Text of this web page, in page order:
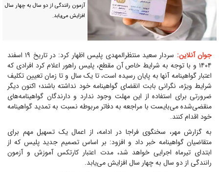
آزمون رانندگی از دو سال به چهار سال
افزایش می‌یابد.
جوان آنلاین:
سردار سعید منتظرالمهدی پلیس اظهار کرد: در تاریخ ۱۹ اسفند
۱۴۰۴ و با توجه به شرایط خاص آن مقطع، پلیس راهور اعلام کرد افرادی که
اعتبار گواهینامه آنها به پایان رسیده است، تا یک سال و تا زمان تعیین تکلیف
شرایط ویژه، نگرانی بابت انقضای گواهینامه خود نداشته باشند؛ اکنون دیگر
ضرورتی برای استفاده از این مهلت وجود ندارد و دارندگان گواهینامه‌های
منقضی‌شده می‌بایست با مراجعه به دفاتر مربوطه نسبت به تمدید گواهینامه
خود اقدام کنند.
به گزارش مهر، سخنگوی فراجا در ادامه، از اعمال یک تسهیل مهم برای
متقاضیان گواهینامه خبر داد و افزود: بر اساس تصمیم جدید پلیس که از
ابتدای تیرماه اجرایی خواهد شد، مدت اعتبار کارتکس آموزش و آزمون
رانندگی از دو سال به چهار سال افزایش می‌یابد.